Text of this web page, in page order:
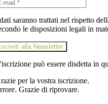
saranno trattati nel rispetto
le disposizioni legali in
alla Newsletter
può essere disdetta in
per la vostra iscrizione.
Grazie di riprovare.